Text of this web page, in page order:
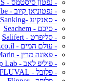
- נפטון סיסטמס - NEPTUNE SYSTEMS
- נפטוניאן קיוב - Neptunian Cube
- סאנקינג -Sanking
- סיכם - Seachem
- סליפרט - Salifert
- עולם המים - AquaWorld.co.il
- פאונה מרין - Fauna Marin
- פוליפ לאב - Polyp Lab
- פלובל - FLUVAL